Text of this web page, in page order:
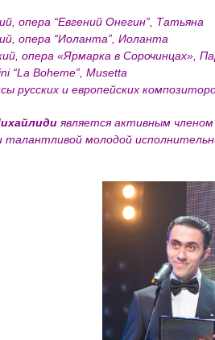
опера “Евгений Онегин”, Татьяна
опера “Иоланта”, Иоланта
опера «Ярмарка в Сорочинцах»,
“La Boheme”, Musetta
русских и европейских
является активным членом
талантливой молодой